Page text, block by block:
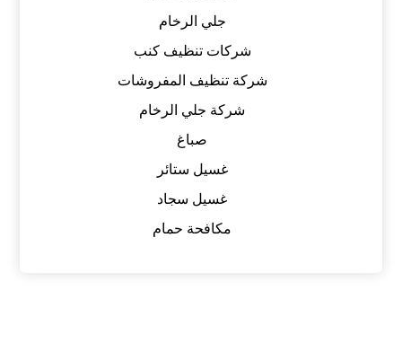
جلي الرخام
شركات تنظيف كنب
شركة تنظيف المفروشات
شركة جلي الرخام
صباغ
غسيل ستائر
غسيل سجاد
مكافحة حمام